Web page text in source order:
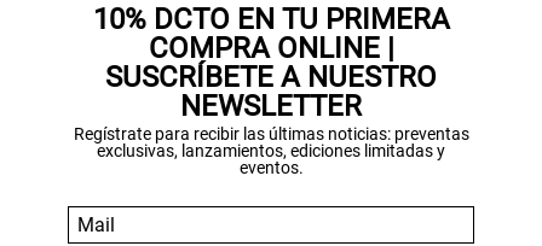
10% DCTO EN TU PRIMERA
COMPRA ONLINE |
SUSCRÍBETE A NUESTRO
NEWSLETTER
Regístrate para recibir las últimas noticias: preventas
exclusivas, lanzamientos, ediciones limitadas y
eventos.